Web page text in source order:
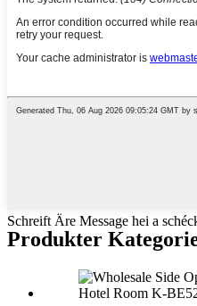
Schreift Äre Message hei a
Produkter